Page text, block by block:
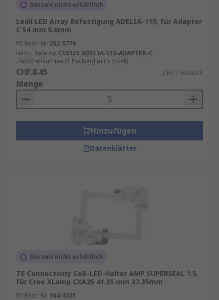
Derzeit nicht erhältlich
Ledil LED Array Befestigung ADELIA-110, für Adapter
C 54 mm 0.6mm
RS Best.-Nr. 252-5770
Herst. Teile-Nr. C18323_ADELIA-110-ADAPTER-C
Zwischensumme (1 Packung mit 5 Stück)
CHF.8.45 CHF.1.69/Stück
Menge
Hinzufügen
Datenblätter
Derzeit nicht erhältlich
TE Connectivity CoB-LED-Halter AMP SUPERSEAL 1.5,
für Cree XLamp CXA25 41.35 mm 37.35mm
RS Best.-Nr. 164-3321